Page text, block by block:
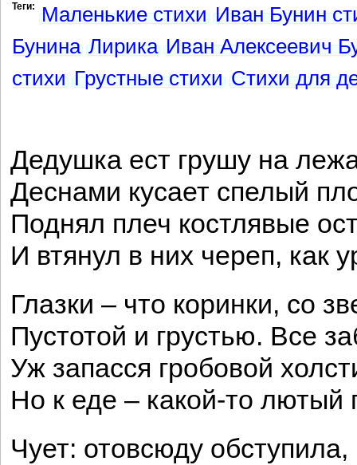
Теги: Маленькие стихи Иван Бунин
Бунина Лирика Иван Алексеевич
стихи Грустные стихи Стихи для
Дедушка ест грушу на
Деснами кусает спелый
Поднял плеч костлявые
И втянул в них череп, как
Глазки – что коринки, со
Пустотой и грустью. Все
Уж запасся гробовой
Но к еде – какой-то лютый
Чует: отовсюду обступила,